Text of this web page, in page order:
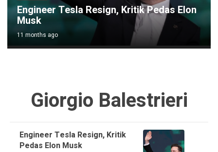
Engineer Tesla Resign, Kritik Pedas Elon
Musk
11 months ago
Giorgio Balestrieri
Engineer Tesla Resign, Kritik
Pedas Elon Musk